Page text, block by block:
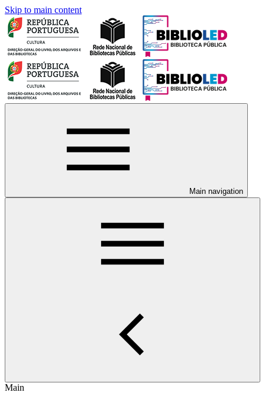
Skip to main content
Main navigation
Main